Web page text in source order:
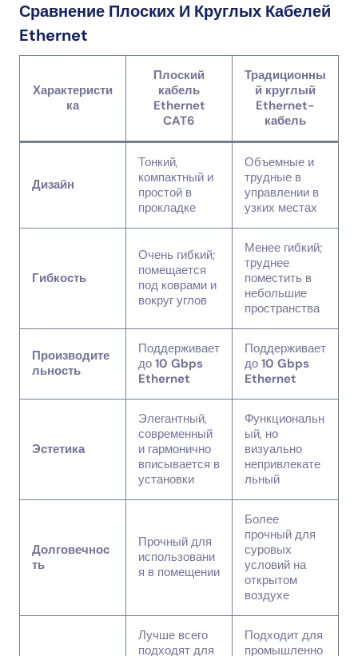
Сравнение Плоских И Круглых Кабелей
Ethernet
Характеристи
ка
Плоский
кабель
Ethernet
CAT6
Традиционны
й круглый
Ethernet-
кабель
Дизайн
Тонкий,
компактный и
простой в
прокладке
Объемные и
трудные в
управлении в
узких местах
Гибкость
Очень гибкий;
помещается
под коврами и
вокруг углов
Менее гибкий;
труднее
поместить в
небольшие
пространства
Производите
льность
Поддерживает
до 10 Gbps
Ethernet
Поддерживает
до 10 Gbps
Ethernet
Эстетика
Элегантный,
современный
и гармонично
вписывается в
установки
Функциональн
ый, но
визуально
непривлекате
льный
Долговечнос
ть
Прочный для
использовани
я в помещении
Более
прочный для
суровых
условий на
открытом
воздухе
Лучше всего
подходят для
Подходит для
промышленно